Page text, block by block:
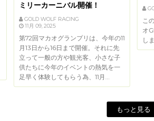
ミリーカーニバル開催！
GOLD WOLF RACING
11月 09, 2025
第72回マカオグランプリは、今年の11
月13日から16日まで開催。それに先
立って一般の方や観光客、小さな子
供たちに今年のイベントの熱気を一
足早く体験してもらう為、11月…
こ
オ
し
もっと見る